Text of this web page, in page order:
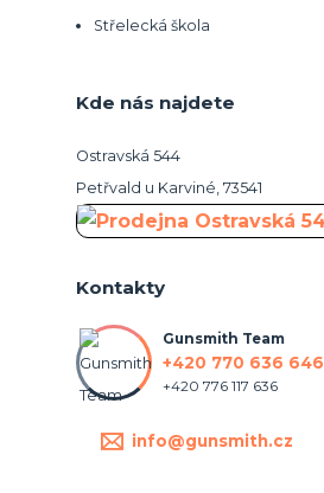
Střelecká škola
Kde nás najdete
Ostravská 544
Petřvald u Karviné, 73541
Kontakty
Gunsmith Team
+420 770 636 646
+420 776 117 636
info@gunsmith.cz